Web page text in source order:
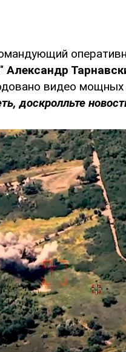
Александр
видео мощных
доскролльте